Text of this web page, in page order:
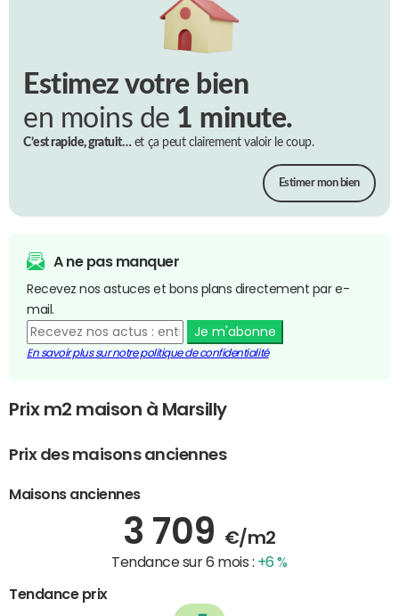
Estimez votre bien
en moins de 1 minute.
C’est rapide, gratuit…et ça peut clairement valoir le coup.
Estimer mon bien
A ne pas manquer
Recevez nos astuces et bons plans directement par e-
mail.
Je m'abonne
En savoir plus sur notre politique de confidentialité
Prix m2 maison à Marsilly
Prix des maisons anciennes
Maisons anciennes
3 709 €/m2
Tendance sur 6 mois : +6 %
Tendance prix